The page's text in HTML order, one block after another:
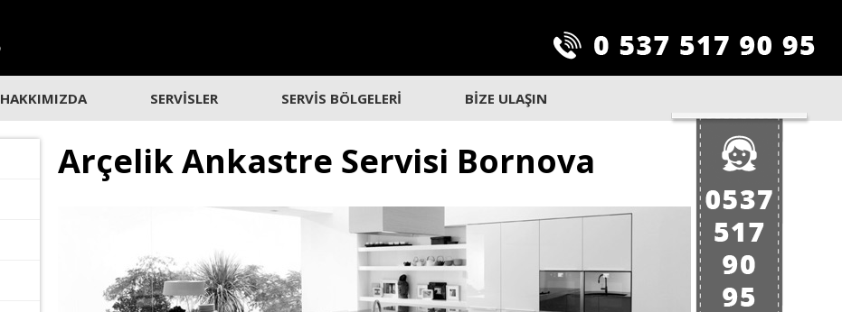
HAKKIMIZDA SERVİSLER SERVİS BÖLGELERİ BİZE ULAŞIN
Arçelik Ankastre Servisi Bornova